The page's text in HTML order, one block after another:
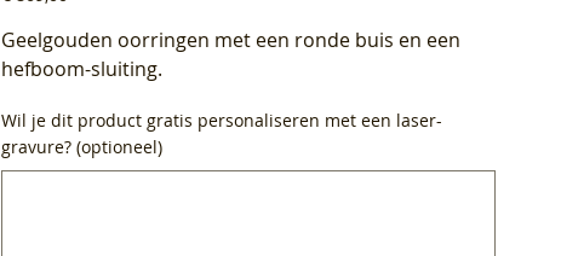
Geelgouden oorringen met een ronde buis en een
hefboom-sluiting.
Wil je dit product gratis personaliseren met een laser-
gravure? (optioneel)